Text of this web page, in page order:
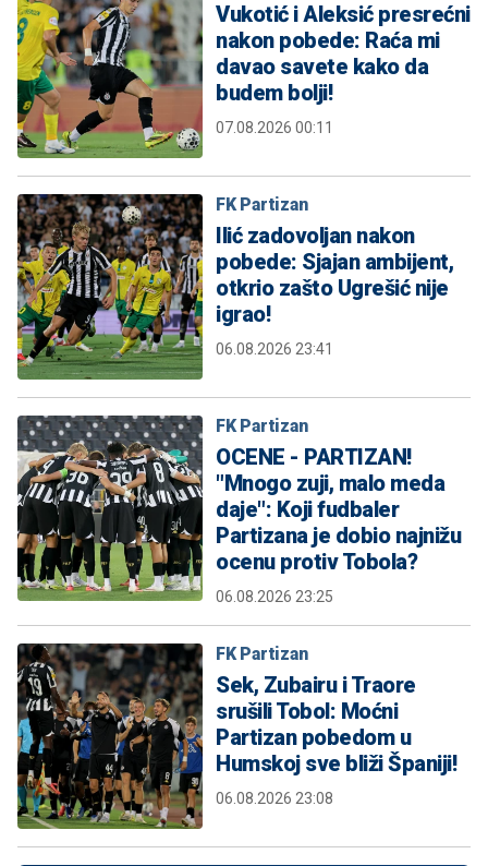
Vukotić i Aleksić presrećni
nakon pobede: Raća mi
davao savete kako da
budem bolji!
07.08.2026 00:11
FK Partizan
Ilić zadovoljan nakon
pobede: Sjajan ambijent,
otkrio zašto Ugrešić nije
igrao!
06.08.2026 23:41
FK Partizan
OCENE - PARTIZAN!
"Mnogo zuji, malo meda
daje": Koji fudbaler
Partizana je dobio najnižu
ocenu protiv Tobola?
06.08.2026 23:25
FK Partizan
Sek, Zubairu i Traore
srušili Tobol: Moćni
Partizan pobedom u
Humskoj sve bliži Španiji!
06.08.2026 23:08